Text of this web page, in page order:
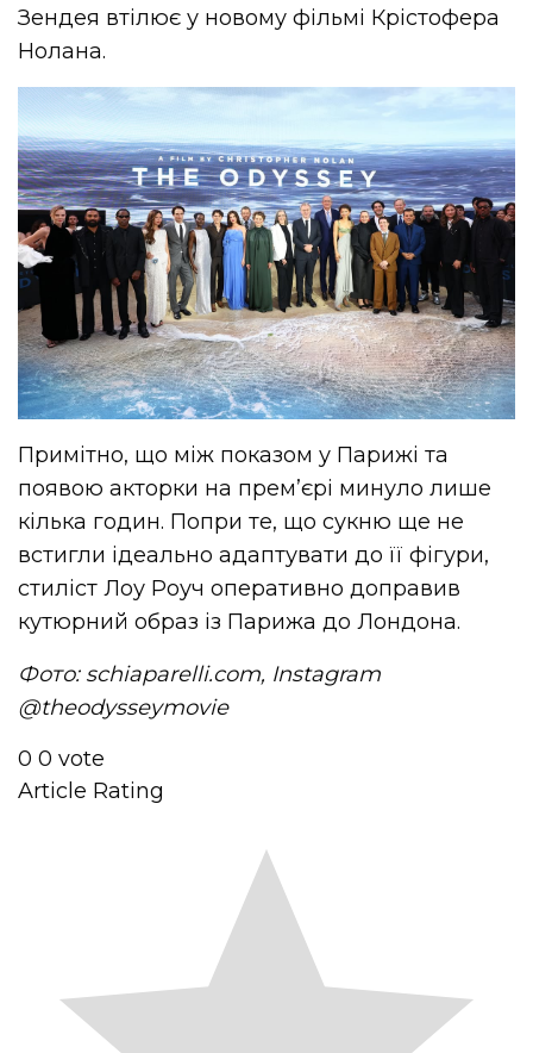
Зендея втілює у новому фільмі Крістофера
Нолана.
Примітно, що між показом у Парижі та
появою акторки на прем’єрі минуло лише
кілька годин. Попри те, що сукню ще не
встигли ідеально адаптувати до її фігури,
стиліст Лоу Роуч оперативно доправив
кутюрний образ із Парижа до Лондона.
Фото: schiaparelli.com, Instagram
@theodysseymovie
0 0 vote
Article Rating